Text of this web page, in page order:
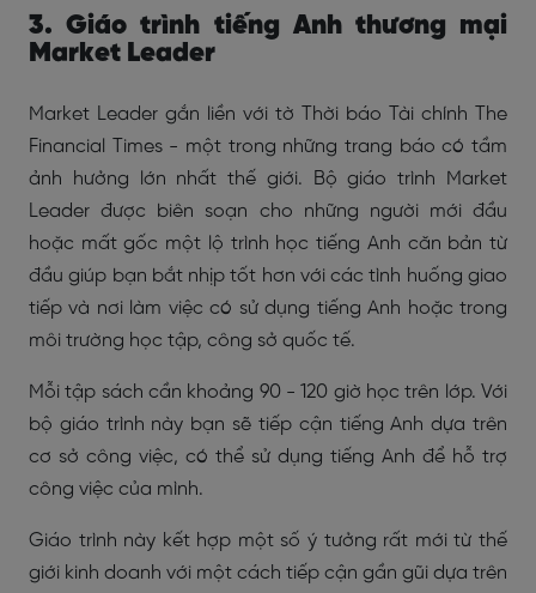
3. Giáo trình tiếng Anh thương mại
Market Leader
Market Leader gắn liền với tờ Thời báo Tài chính The
Financial Times - một trong những trang báo có tầm
ảnh hưởng lớn nhất thế giới. Bộ giáo trình Market
Leader được biên soạn cho những người mới đầu
hoặc mất gốc một lộ trình học tiếng Anh căn bản từ
đầu giúp bạn bắt nhịp tốt hơn với các tình huống giao
tiếp và nơi làm việc có sử dụng tiếng Anh hoặc trong
môi trường học tập, công sở quốc tế.
Mỗi tập sách cần khoảng 90 - 120 giờ học trên lớp. Với
bộ giáo trình này bạn sẽ tiếp cận tiếng Anh dựa trên
cơ sở công việc, có thể sử dụng tiếng Anh để hỗ trợ
công việc của mình.
Giáo trình này kết hợp một số ý tưởng rất mới từ thế
giới kinh doanh với một cách tiếp cận gần gũi dựa trên